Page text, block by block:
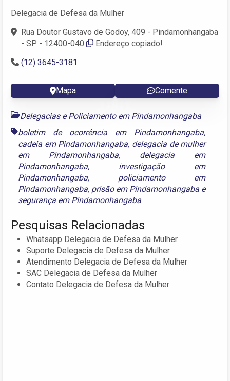
Delegacia de Defesa da Mulher
Rua Doutor Gustavo de Godoy, 409 - Pindamonhangaba
- SP - 12400-040
Endereço copiado!
(12) 3645-3181
Mapa Comente
Delegacias e Policiamento em Pindamonhangaba
boletim de ocorrência em Pindamonhangaba,
cadeia em Pindamonhangaba, delegacia de mulher
em Pindamonhangaba, delegacia em
Pindamonhangaba, investigação em
Pindamonhangaba, policiamento em
Pindamonhangaba, prisão em Pindamonhangaba e
segurança em Pindamonhangaba
Pesquisas Relacionadas
Whatsapp Delegacia de Defesa da Mulher
Suporte Delegacia de Defesa da Mulher
Atendimento Delegacia de Defesa da Mulher
SAC Delegacia de Defesa da Mulher
Contato Delegacia de Defesa da Mulher